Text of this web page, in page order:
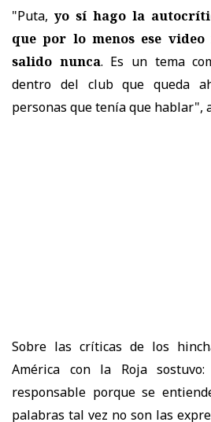
"Puta, yo sí hago la
que por lo menos ese
salido nunca. Es un tema
dentro del club que queda
personas que tenía que hablar",
Sobre las críticas de los
América con la Roja
responsable porque se
palabras tal vez no son las